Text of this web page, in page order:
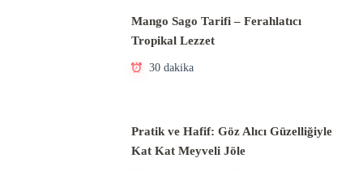
Mango Sago Tarifi – Ferahlatıcı
Tropikal Lezzet
30 dakika
Pratik ve Hafif: Göz Alıcı Güzelliğiyle
Kat Kat Meyveli Jöle